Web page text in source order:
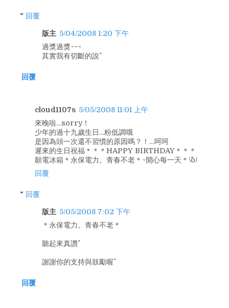
回覆
版主 5/04/2008 1:20 下午
過獎過獎~~~
其實我有切斷的說^^
回覆
cloud1107s 5/05/2008 11:01 上午
來晚啦…sorry！
少年的過十九歲生日…粉低調哦
是因為頭一次還不習慣的原因嗎？！…呵呵
遲來的生日祝福＊＊＊HAPPY BIRTHDAY＊＊＊
願電冰箱＊永保電力。青春不老＊~開心每一天＊\^o^/
回覆
回覆
版主 5/05/2008 7:02 下午
＊永保電力。青春不老＊
聽起來真讚^^
謝謝你的支持與鼓勵喔^^
回覆